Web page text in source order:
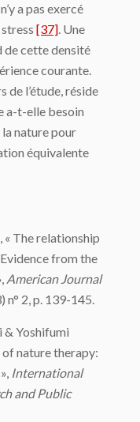
a pas exercé
[37]. Une
de cette densité
courante.
de l’étude, réside
a-t-elle besoin
la nature pour
équivalente
« The relationship
from the
American Journal
n° 2, p. 139-145.
& Yoshifumi
nature therapy:
International
and Public